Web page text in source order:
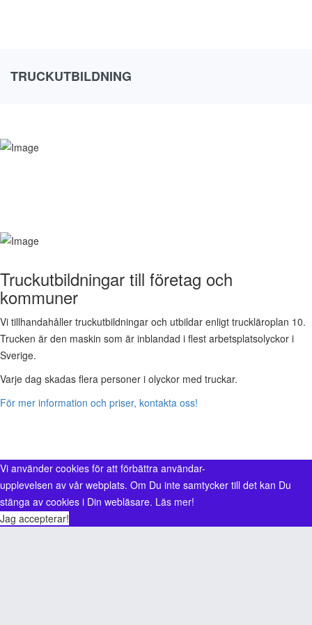
TRUCKUTBILDNING
Truckutbildningar till företag och
kommuner
Vi tillhandahåller truckutbildningar och utbildar enligt truckläroplan 10.
Trucken är den maskin som är inblandad i flest arbetsplatsolyckor i
Sverige.
Varje dag skadas flera personer i olyckor med truckar.
För mer information och priser, kontakta oss!
Vi använder cookies för att förbättra användar-
upplevelsen av vår webplats. Om Du inte samtycker till det kan Du
stänga av cookies i Din webläsare. Läs mer!
Jag accepterar!